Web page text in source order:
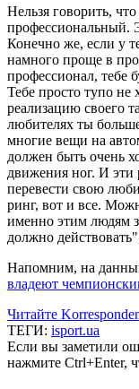
Нельзя говорить,
профессиональный.
Конечно же, если у
намного проще в
профессионал, тебе
Тебе просто тупо не
реализацию своего
любителях ты
многие вещи на
должен быть очень
движения ног. И эти
перевести свою
ринг, вот и все.
именно этим людям
должно
Напомним, на
владеют
Читайте
ТЕГИ: isport.ua
Если вы заметили
нажмите Ctrl+Enter,